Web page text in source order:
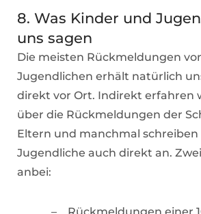
8. Was Kinder und
uns sagen
Die meisten Rückmeldungen
Jugendlichen erhält natürlich
direkt vor Ort. Indirekt erfahren
über die Rückmeldungen der
Eltern und manchmal
Jugendliche auch direkt an.
anbei: